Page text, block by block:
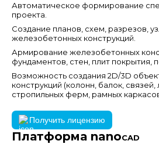
Автоматическое формирование
проекта.
Создание планов, схем, разрезов,
железобетонных конструкций.
Армирование железобетонных
фундаментов, стен, плит покрытия,
Возможность создания 2D/3D
конструкций (колонн, балок, связей,
стропильных ферм, рамных каркасов
Получить лицензию
Платформа nanoCAD